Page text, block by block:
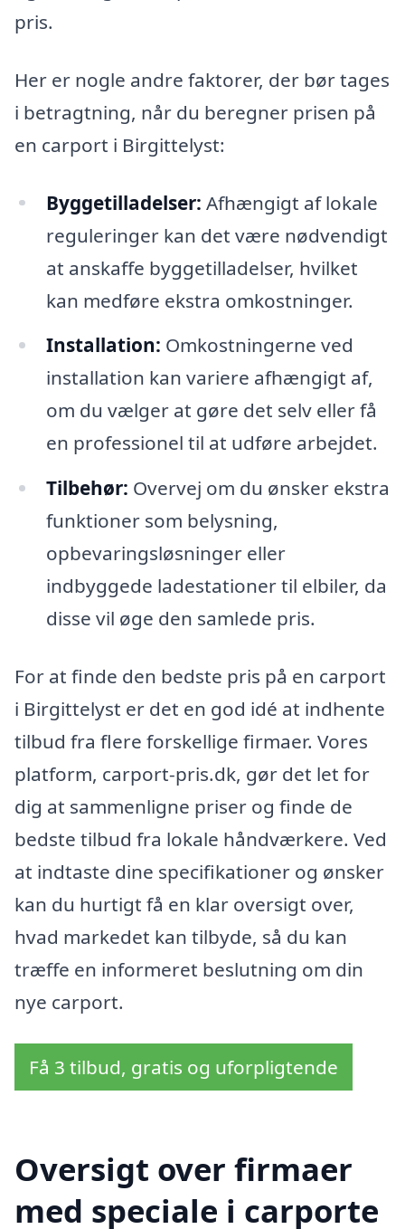
pris.
Her er nogle andre faktorer, der bør tages
i betragtning, når du beregner prisen på
en carport i Birgittelyst:
Byggetilladelser: Afhængigt af lokale
reguleringer kan det være nødvendigt
at anskaffe byggetilladelser, hvilket
kan medføre ekstra omkostninger.
Installation: Omkostningerne ved
installation kan variere afhængigt af,
om du vælger at gøre det selv eller få
en professionel til at udføre arbejdet.
Tilbehør: Overvej om du ønsker ekstra
funktioner som belysning,
opbevaringsløsninger eller
indbyggede ladestationer til elbiler, da
disse vil øge den samlede pris.
For at finde den bedste pris på en carport
i Birgittelyst er det en god idé at indhente
tilbud fra flere forskellige firmaer. Vores
platform, carport-pris.dk, gør det let for
dig at sammenligne priser og finde de
bedste tilbud fra lokale håndværkere. Ved
at indtaste dine specifikationer og ønsker
kan du hurtigt få en klar oversigt over,
hvad markedet kan tilbyde, så du kan
træffe en informeret beslutning om din
nye carport.
Få 3 tilbud, gratis og uforpligtende
Oversigt over firmaer
med speciale i carporte